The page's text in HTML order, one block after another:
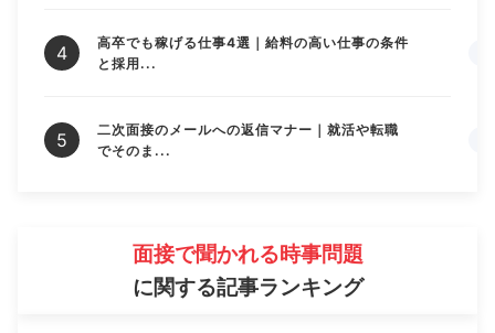
高卒でも稼げる仕事4選｜給料の高い仕事の条件
と採用...
二次面接のメールへの返信マナー｜就活や転職
でそのま...
面接で聞かれる時事問題
に関する記事ランキング